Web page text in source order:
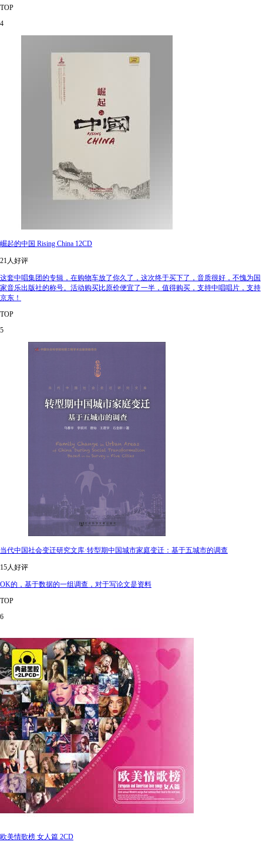
TOP
4
崛起的中国 Rising China 12CD
21人好评
这套中唱集团的专辑，在购物车放了你久了，这次终于买下了，音质很好，不愧为国
家音乐出版社的称号。活动购买比原价便宜了一半，值得购买，支持中唱唱片，支持
京东！
TOP
5
当代中国社会变迁研究文库·转型期中国城市家庭变迁：基于五城市的调查
15人好评
OK的，基于数据的一组调查，对于写论文是资料
TOP
6
欧美情歌榜 女人篇 2CD